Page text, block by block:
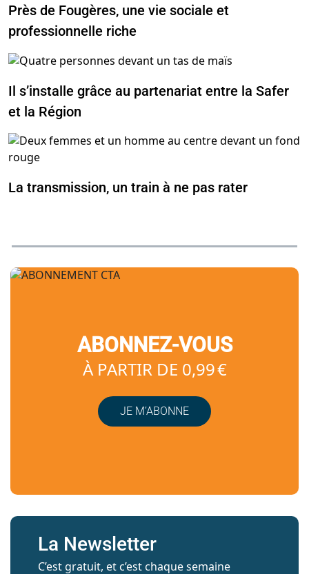
Près de Fougères, une vie sociale et
professionnelle riche
Il s’installe grâce au partenariat entre la Safer
et la Région
La transmission, un train à ne pas rater
ABONNEZ-VOUS
À PARTIR DE 0,99 €
JE M’ABONNE
La Newsletter
C’est gratuit, et c’est chaque semaine